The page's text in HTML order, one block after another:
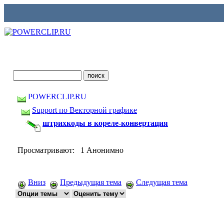
POWERCLIP.RU
Support по Векторной графике
штрихкоды в кореле-конвертация
Просматривают: 1 Анонимно
Вниз Предыдущая тема Следущая тема